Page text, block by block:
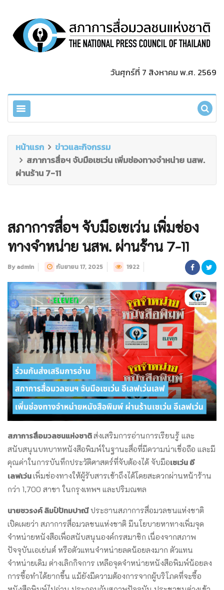
วันศุกร์ที่ 7 สิงหาคม พ.ศ. 2569
หน้าแรก
ข่าวและกิจกรรม
สภาการสื่อฯ จับมือเซเว่น เพิ่มช่องทางจำหน่าย นสพ.
ผ่านร้าน 7-11
สภาการสื่อฯ จับมือเซเว่น เพิ่มช่อง
ทางจำหน่าย นสพ. ผ่านร้าน 7-11
By admin กันยายน 17, 2025 1922
สภาการสื่อมวลชนแห่งชาติส่งเสริมการอ่านการเรียนรู้ และ
สนับสนุนบทบาทหนังสือพิมพ์ในฐานะสื่อที่มีความน่าเชื่อถือ และมี
คุณค่าในการบันทึกประวัติศาสตร์ที่จับต้องได้ จับมือเซเว่น อี
เลฟเว่นเพิ่มช่องทางให้ผู้รับสารเข้าถึงได้โดยสะดวกผ่านหน้าร้าน
กว่า 1,700 สาขา ในกรุงเทพฯ และปริมณฑล
นายชวรงค์ ลิมป์ปัทมปาณีประธานสภาการสื่อมวลชนแห่งชาติ
เปิดเผยว่า สภาการสื่อมวลชนแห่งชาติ มีนโยบายหาทางเพิ่มจุด
จำหน่ายหนังสือเพื่อสนับสนุนองค์กรสมาชิก เนื่องจากสภาพ
ปัจจุบันเอเย่นต์ หรือตัวแทนจำหน่ายลดน้อยลงมาก ตัวแทน
จำหน่ายเดิม ต่างเลิกกิจการ เหลือจุดจำหน่ายหนังสือพิมพ์น้อยลง
การซื้อทำได้ยากขึ้น แม้ยังมีความต้องการจากผู้บริโภคที่จะซื้อ